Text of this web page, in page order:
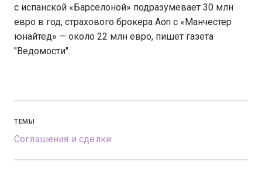
c испанской «Барселоной» подразумевает 30 млн
евро в год, страхового брокера Aon с «Манчестер
юнайтед» — около 22 млн евро, пишет газета
"Ведомости".
ТЕМЫ
Соглашения и сделки